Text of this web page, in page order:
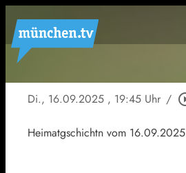
Di., 16.09.2025 , 19:45 Uhr /
Heimatgschichtn vom 16.09.2025